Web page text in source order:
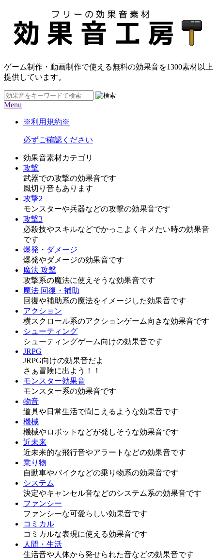
ゲーム制作・動画制作で使える無料の効果音を1300素材以上
提供しています。
Menu
※利用規約※
必ずご確認ください
効果音素材カテゴリ
攻撃
武器での攻撃の効果音です
風切り音もあります
攻撃2
モンスターや兵器などの攻撃の効果音です
攻撃3
必殺技やスキルなどでかっこよくキメたい時の効果音
です
爆発・ダメージ
爆発やダメージの効果音です
魔法 攻撃
攻撃系の魔法に使えそうな効果音です
魔法 回復・補助
回復や補助系の魔法をイメージした効果音です
アクション
横スクロール系のアクションゲーム向きな効果音です
シューティング
シューティングゲーム向けの効果音です
JRPG
JRPG向けの効果音だよ
さぁ冒険に出よう！！
モンスター効果音
モンスター系の効果音です
物音
道具や日常生活で聞こえるような効果音です
機械
機械やロボットなどが発しそうな効果音です
近未来
近未来的な飛行音やアラートなどの効果音です
乗り物
自動車やバイクなどの乗り物系の効果音です
システム
決定やキャンセル音などのシステム系の効果音です
ファンシー
ファンシーな可愛らしい効果音です
コミカル
コミカルな表現に使える効果音です
人間・生活
生活音や人体から発せられた音などの効果音です